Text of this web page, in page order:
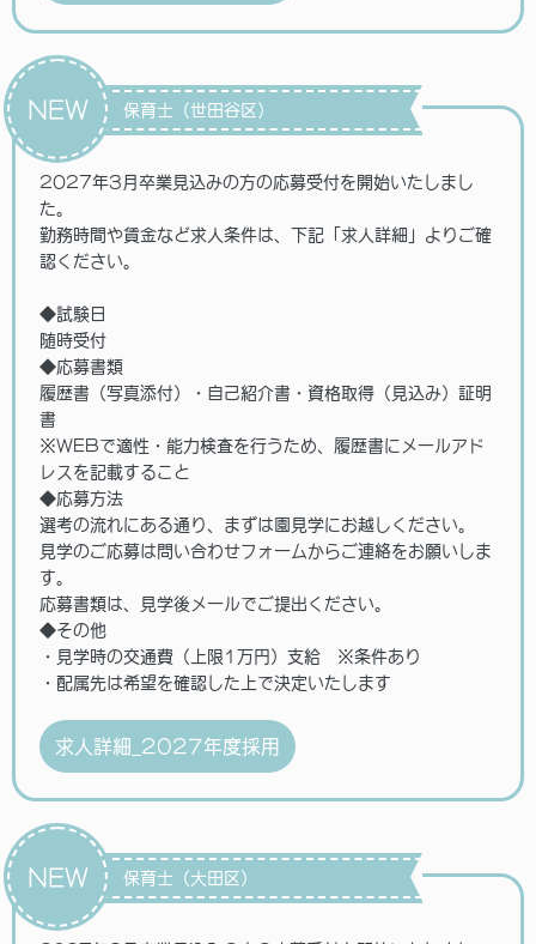
保育士（世田谷区）
NEW
2027年3月卒業見込みの方の応募受付を開始いたしまし
た。
勤務時間や賃金など求人条件は、下記「求人詳細」よりご確
認ください。
◆試験日
随時受付
◆応募書類
履歴書（写真添付）・自己紹介書・資格取得（見込み）証明
書
※WEBで適性・能力検査を行うため、履歴書にメールアド
レスを記載すること
◆応募方法
選考の流れにある通り、まずは園見学にお越しください。
見学のご応募は問い合わせフォームからご連絡をお願いしま
す。
応募書類は、見学後メールでご提出ください。
◆その他
・見学時の交通費（上限1万円）支給 ※条件あり
・配属先は希望を確認した上で決定いたします
求人詳細_2027年度採用
保育士（大田区）
NEW